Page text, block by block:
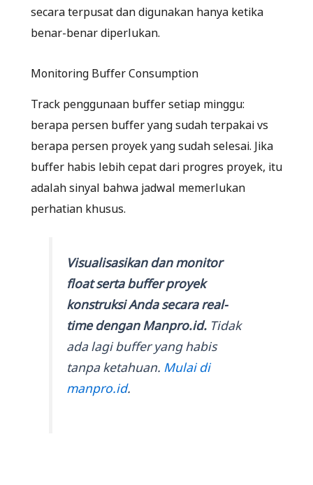
secara terpusat dan digunakan hanya ketika
benar-benar diperlukan.
Monitoring Buffer Consumption
Track penggunaan buffer setiap minggu:
berapa persen buffer yang sudah terpakai vs
berapa persen proyek yang sudah selesai. Jika
buffer habis lebih cepat dari progres proyek, itu
adalah sinyal bahwa jadwal memerlukan
perhatian khusus.
Visualisasikan dan monitor
float serta buffer proyek
konstruksi Anda secara real-
time dengan Manpro.id. Tidak
ada lagi buffer yang habis
tanpa ketahuan. Mulai di
manpro.id.